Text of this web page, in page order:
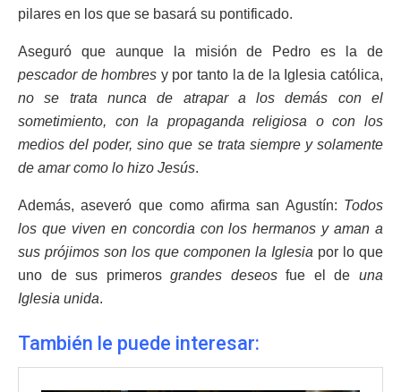
pilares en los que se basará su pontificado.
Aseguró que aunque la misión de Pedro es la de
pescador de hombres y por tanto la de la Iglesia católica,
no se trata nunca de atrapar a los demás con el
sometimiento, con la propaganda religiosa o con los
medios del poder, sino que se trata siempre y solamente
de amar como lo hizo Jesús.
Además, aseveró que como afirma san Agustín: Todos
los que viven en concordia con los hermanos y aman a
sus prójimos son los que componen la Iglesia por lo que
uno de sus primerosgrandes deseosfue el deuna
Iglesia unida.
También le puede interesar: